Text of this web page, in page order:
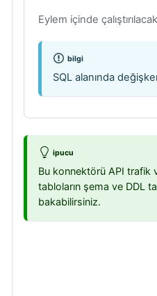
Eylem içinde
bilgi
SQL alanında
ipucu
Bu konnektörü API trafik
tabloların şema ve DDL
bakabilirsiniz.